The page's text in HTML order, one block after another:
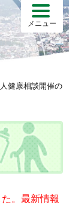
メニュー
健康相談開催の
。最新情報